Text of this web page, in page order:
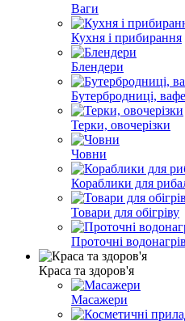
Ваги
Кухня і прибирання
Блендери
Бутербродниці,
Терки, овочерізки
Човни
Кораблики для
Товари для обігріву
Проточні
Краса та здоров'я
Масажери